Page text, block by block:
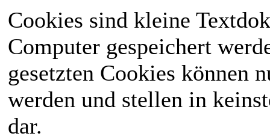
Cookies sind kleine
Computer gespeichert
gesetzten Cookies können
werden und stellen in
dar.